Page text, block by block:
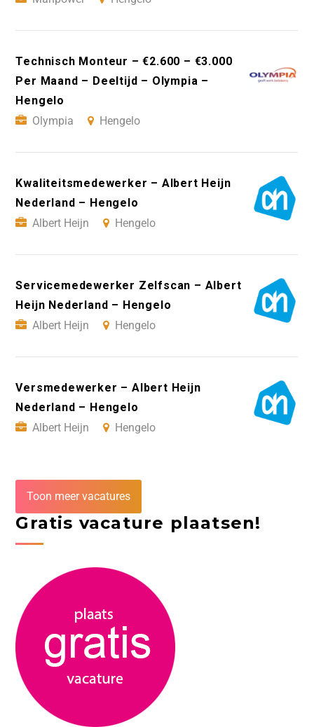
Technisch Monteur – €2.600 – €3.000
Per Maand – Deeltijd – Olympia –
Hengelo
Olympia
Hengelo
Kwaliteitsmedewerker – Albert Heijn
Nederland – Hengelo
Albert Heijn
Hengelo
Servicemedewerker Zelfscan – Albert
Heijn Nederland – Hengelo
Albert Heijn
Hengelo
Versmedewerker – Albert Heijn
Nederland – Hengelo
Albert Heijn
Hengelo
Toon meer vacatures
Gratis vacature plaatsen!